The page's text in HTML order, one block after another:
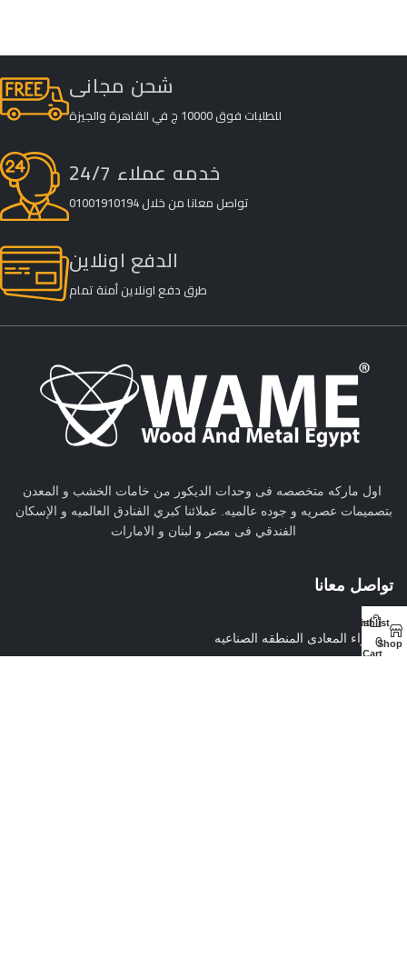
شحن مجانى
للطلبات فوق 10000 ج في القاهرة والجيزة
خدمه عملاء 24/7
تواصل معانا من خلال 01001910194
الدفع اونلاين
طرق دفع اونلاين أمنة تمام
اول ماركه متخصصه فى وحدات الديكور من خامات الخشب و المعدن
بتصميمات عصريه و جوده عالميه. عملائنا كبري الفنادق العالميه و الإسكان
الفندقي فى مصر و لبنان و الامارات
تواصل معانا
زهراء المعادى المنطقه الصناعيهShop
Wishlist
0
Cart
My account